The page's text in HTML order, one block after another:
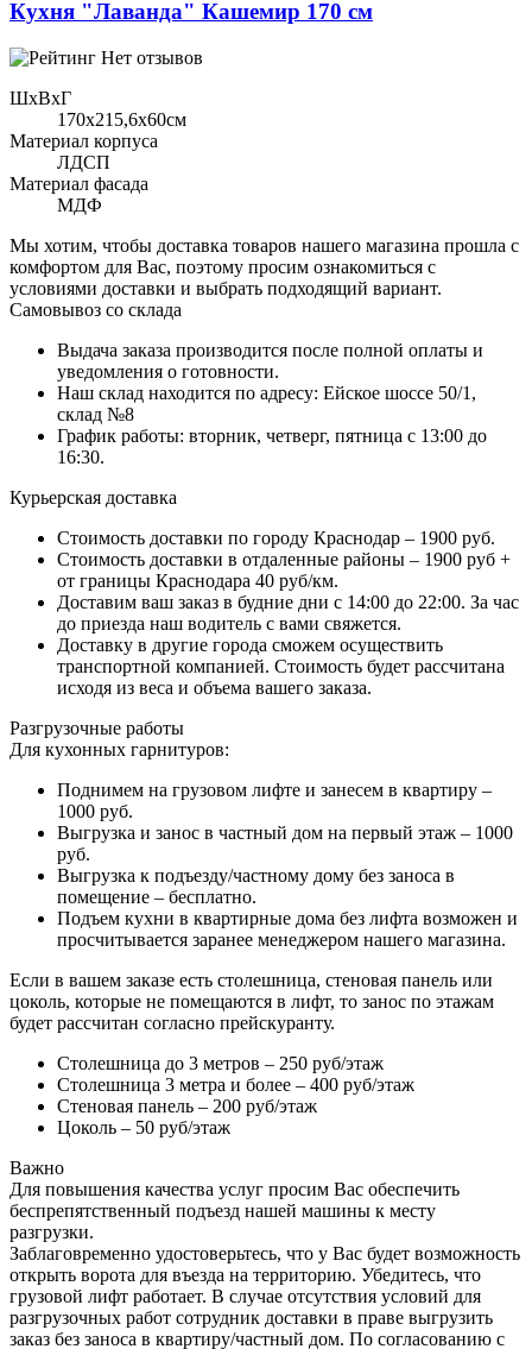
Кухня "Лаванда" Кашемир 170 см
Нет отзывов
ШхВхГ
170x215,6х60см
Материал корпуса
ЛДСП
Материал фасада
МДФ
Мы хотим, чтобы доставка товаров нашего магазина прошла с
комфортом для Вас, поэтому просим ознакомиться с
условиями доставки и выбрать подходящий вариант.
Самовывоз со склада
Выдача заказа производится после полной оплаты и
уведомления о готовности.
Наш склад находится по адресу: Ейское шоссе 50/1,
склад №8
График работы: вторник, четверг, пятница с 13:00 до
16:30.
Курьерская доставка
Стоимость доставки по городу Краснодар – 1900 руб.
Стоимость доставки в отдаленные районы – 1900 руб +
от границы Краснодара 40 руб/км.
Доставим ваш заказ в будние дни с 14:00 до 22:00. За час
до приезда наш водитель с вами свяжется.
Доставку в другие города сможем осуществить
транспортной компанией. Стоимость будет рассчитана
исходя из веса и объема вашего заказа.
Разгрузочные работы
Для кухонных гарнитуров:
Поднимем на грузовом лифте и занесем в квартиру –
1000 руб.
Выгрузка и занос в частный дом на первый этаж – 1000
руб.
Выгрузка к подъезду/частному дому без заноса в
помещение – бесплатно.
Подъем кухни в квартирные дома без лифта возможен и
просчитывается заранее менеджером нашего магазина.
Если в вашем заказе есть столешница, стеновая панель или
цоколь, которые не помещаются в лифт, то занос по этажам
будет рассчитан согласно прейскуранту.
Столешница до 3 метров – 250 руб/этаж
Столешница 3 метра и более – 400 руб/этаж
Стеновая панель – 200 руб/этаж
Цоколь – 50 руб/этаж
Важно
Для повышения качества услуг просим Вас обеспечить
беспрепятственный подъезд нашей машины к месту
разгрузки.
Заблаговременно удостоверьтесь, что у Вас будет возможность
открыть ворота для въезда на территорию. Убедитесь, что
грузовой лифт работает. В случае отсутствия условий для
разгрузочных работ сотрудник доставки в праве выгрузить
заказ без заноса в квартиру/частный дом. По согласованию с